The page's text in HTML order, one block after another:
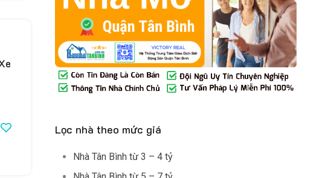
Lọc nhà theo mức giá
Nhà Tân Bình từ 3 – 4 tỷ